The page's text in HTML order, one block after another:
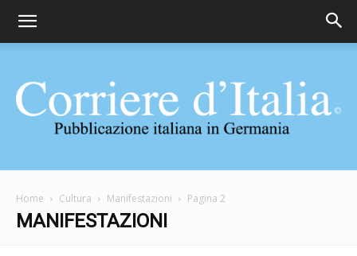
Corriere
Home Cultura Manifestazioni Pagina 2
MANIFESTAZIONI